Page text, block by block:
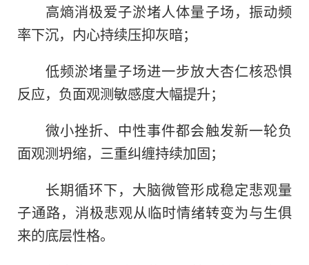
高熵消极爱子淤堵人体量子场，振动频
率下沉，内心持续压抑灰暗；
低频淤堵量子场进一步放大杏仁核恐惧
反应，负面观测敏感度大幅提升；
微小挫折、中性事件都会触发新一轮负
面观测坍缩，三重纠缠持续加固；
长期循环下，大脑微管形成稳定悲观量
子通路，消极悲观从临时情绪转变为与生俱
来的底层性格。